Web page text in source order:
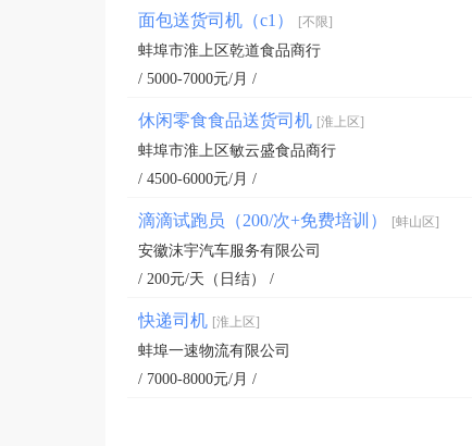
面包送货司机（c1） [不限]
蚌埠市淮上区乾道食品商行
/ 5000-7000元/月 /
休闲零食食品送货司机 [淮上区]
蚌埠市淮上区敏云盛食品商行
/ 4500-6000元/月 /
滴滴试跑员（200/次+免费培训） [蚌山区]
安徽沫宇汽车服务有限公司
/ 200元/天（日结） /
快递司机 [淮上区]
蚌埠一速物流有限公司
/ 7000-8000元/月 /